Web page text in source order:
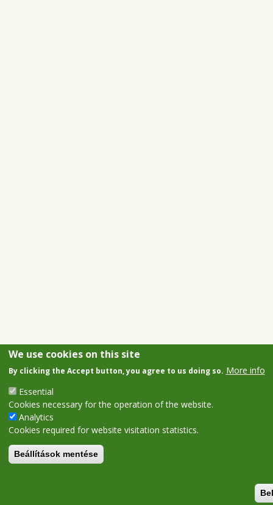
We use cookies on this site
By clicking the Accept button, you agree to us doing so. More info
Essential
Cookies necessary for the operation of the website.
Analytics
Cookies required for website visitation statistics.
Beállítások mentése